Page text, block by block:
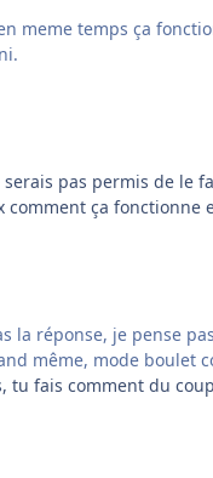
meme temps ça
pas permis de le
ça fonctionne
la réponse, je pense
même, mode boulet
tu fais comment du